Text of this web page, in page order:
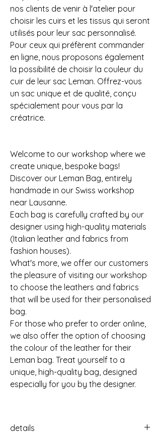
nos clients de venir à l'atelier pour
choisir les cuirs et les tissus qui seront
utilisés pour leur sac personnalisé.
Pour ceux qui préfèrent commander
en ligne, nous proposons également
la possibilité de choisir la couleur du
cuir de leur sac Leman. Offrez-vous
un sac unique et de qualité, conçu
spécialement pour vous par la
créatrice.
Welcome to our workshop where we
create unique, bespoke bags!
Discover our Leman Bag, entirely
handmade in our Swiss workshop
near Lausanne.
Each bag is carefully crafted by our
designer using high-quality materials
(Italian leather and fabrics from
fashion houses).
What's more, we offer our customers
the pleasure of visiting our workshop
to choose the leathers and fabrics
that will be used for their personalised
bag.
For those who prefer to order online,
we also offer the option of choosing
the colour of the leather for their
Leman bag. Treat yourself to a
unique, high-quality bag, designed
especially for you by the designer.
details